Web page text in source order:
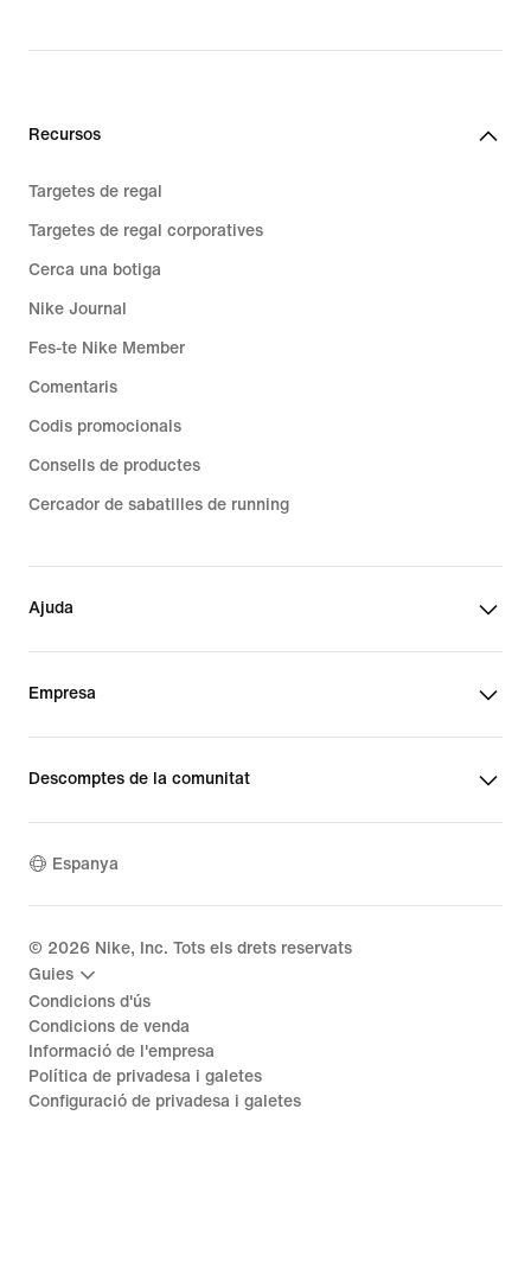
Recursos
Targetes de regal
Targetes de regal corporatives
Cerca una botiga
Nike Journal
Fes-te Nike Member
Comentaris
Codis promocionals
Consells de productes
Cercador de sabatilles de running
Ajuda
Empresa
Descomptes de la comunitat
Espanya
© 2026 Nike, Inc. Tots els drets reservats
Guies
Condicions d'ús
Condicions de venda
Informació de l'empresa
Política de privadesa i galetes
Configuració de privadesa i galetes